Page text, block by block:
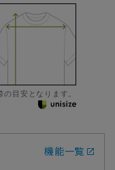
目安となります。
機能一覧